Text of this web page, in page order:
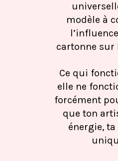
modèle à
cartonne sur
Ce qui
elle ne
forcément
que ton
énergie,